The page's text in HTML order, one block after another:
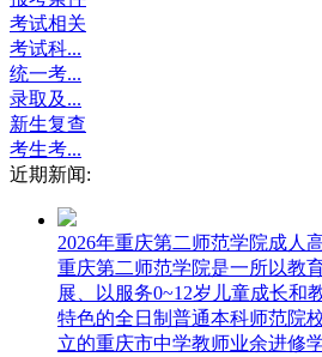
考试相关
考试科...
统一考...
录取及...
新生复查
考生考...
近期新闻:
2026年重庆第二师范学院成人
重庆第二师范学院是一所以教
展、以服务0~12岁儿童成长和
特色的全日制普通本科师范院
立的重庆市中学教师业余进修